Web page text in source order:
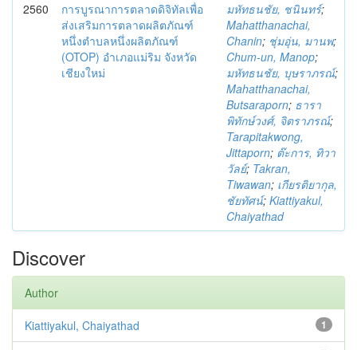
2560
การบูรณาการตลาดดิจิทัลเพื่อ
ส่งเสริมการตลาดผลิตภัณฑ์
หนึ่งตำบลหนึ่งผลิตภัณฑ์
(OTOP) อำเภอแม่ริม จังหวัด
เชียงใหม่
มหัทธนชัย, ชนินทร์;
Mahatthanachai,
Chanin; ชุ่มอุ่น, มานพ;
Chum-un, Manop;
มหัทธนชัย, บุษราภรณ์;
Mahatthanachai,
Butsaraporn; ธารา
พิทักษ์วงศ์, จิตราภรณ์;
Tarapitakwong,
Jittaporn; ต๊ะการ, ทิวา
วัลย์; Takran,
Tiwawan; เกียรติยากุล,
ชัยทัศน์; Kiattiyakul,
Chaiyathad
Discover
Author
1
Kiattiyakul, Chaiyathad